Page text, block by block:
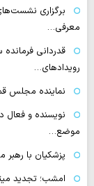
برگزاری
معرفی…
قدردانی
رویدادهای…
نماینده مجلس
نویسنده و فعال
موضع…
پزشکیان با
امشب؛ تجدید